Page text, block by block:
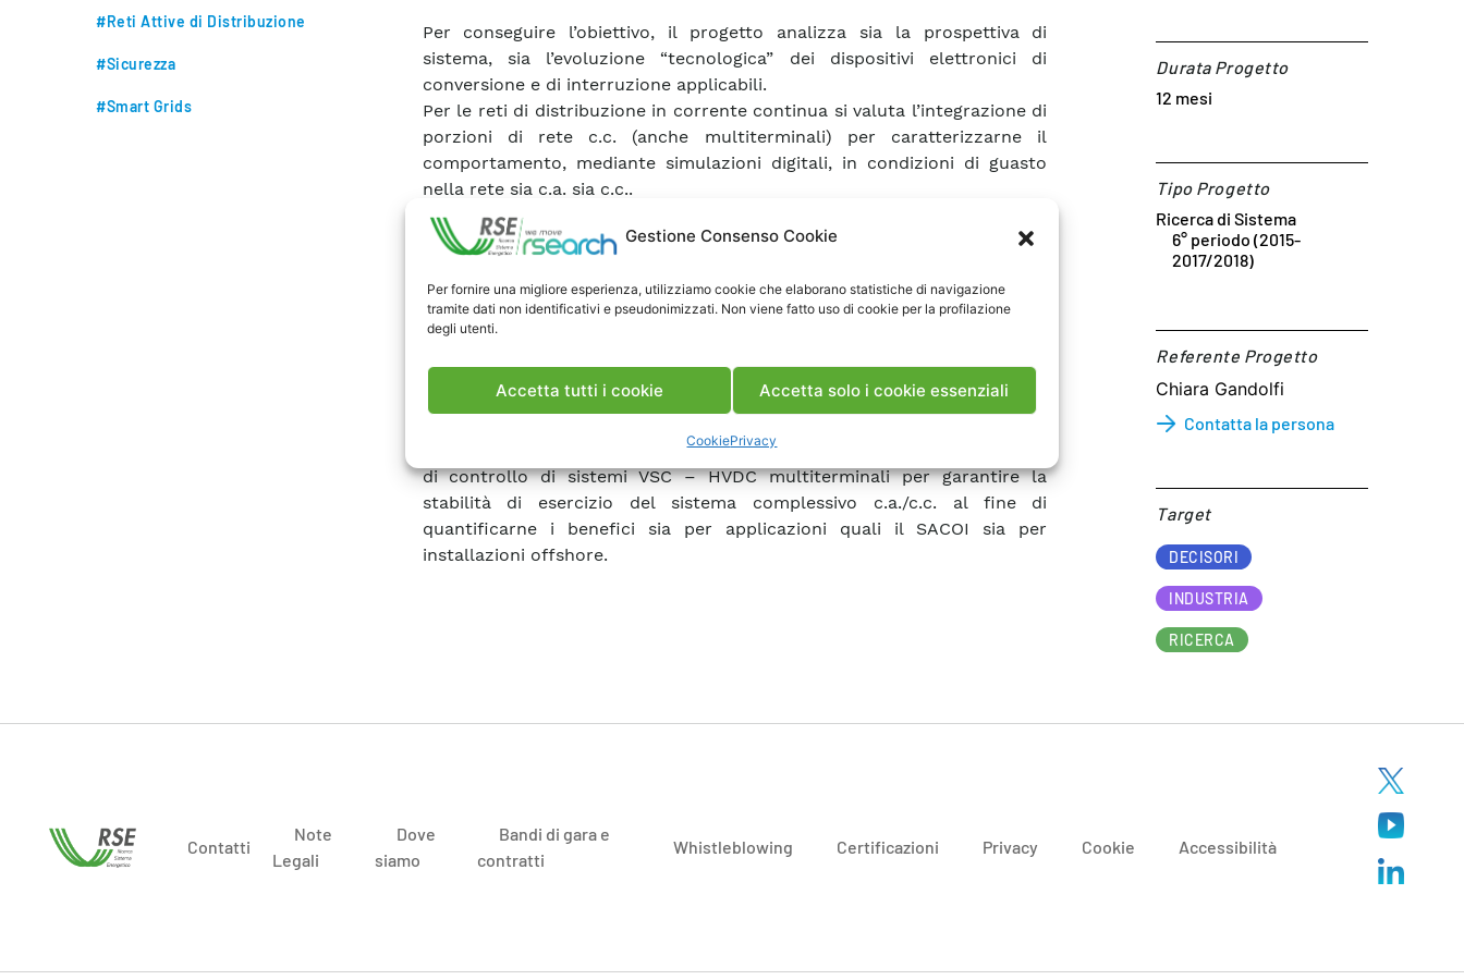
Gestione Consenso Cookie
Per fornire una migliore esperienza, utilizziamo cookie che elaborano statistiche di navigazione
tramite dati non identificativi e pseudonimizzati. Non viene fatto uso di cookie per la profilazione
degli utenti.
Accetta tutti i cookie Accetta solo i cookie essenziali
CookiePrivacy
#Reti Attive di Distribuzione
#Sicurezza
#Smart Grids
Per conseguire l’obiettivo, il progetto analizza sia la prospettiva di
sistema, sia l’evoluzione “tecnologica” dei dispositivi elettronici di
conversione e di interruzione applicabili.
Per le reti di distribuzione in corrente continua si valuta l’integrazione di
porzioni di rete c.c. (anche multiterminali) per caratterizzarne il
comportamento, mediante simulazioni digitali, in condizioni di guasto
nella rete sia c.a. sia c.c..
Per le reti BT, dopo una fase di studio e sviluppo, si avvia la
sperimentazione delle funzioni di controllo per la microreti in c.c. di RSE
Parallelamente si è sviluppa un nuovo componente di interruzione per
reti c.c. in bassa tensione, ibrido, con ridotte perdite e dimensioni e con
Per le reti di trasmissione si inizia la valutazione delle evoluzioni
tecnologiche dei dispositivi impiegati nelle reti di trasmissione in c.c., tra
Infine, mediante simulazioni digitali, si definiscono alcune delle funzioni
di controllo di sistemi VSC – HVDC multiterminali per garantire la
stabilità di esercizio del sistema complessivo c.a./c.c. al fine di
quantificarne i benefici sia per applicazioni quali il SACOI sia per
installazioni offshore.
Durata Progetto
12 mesi
Tipo Progetto
Ricerca di Sistema
6° periodo (2015-
2017/2018)
Referente Progetto​
Chiara Gandolfi
Contatta la persona
Target​
DECISORI
INDUSTRIA
RICERCA
Contatti
Note
Legali
Dove
siamo
Bandi di gara e
contratti
Whistleblowing Certificazioni Privacy Cookie Accessibilità